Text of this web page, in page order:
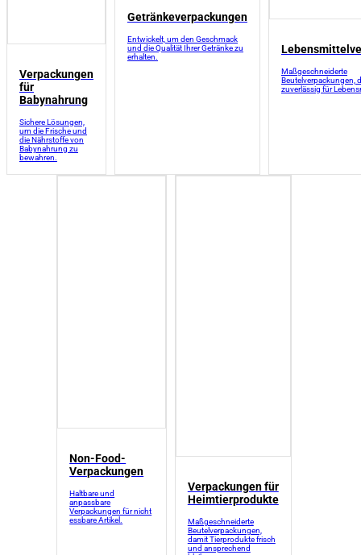
Verpackungen
für
Babynahrung
Sichere Lösungen,
um die Frische und
die Nährstoffe von
Babynahrung zu
bewahren.
Getränkeverpackungen
Entwickelt, um den Geschmack
und die Qualität Ihrer Getränke zu
erhalten.
Maßgeschneiderte
Beutelverpackungen,
zuverlässig für
Non-Food-
Verpackungen
Haltbare und
anpassbare
Verpackungen für nicht
essbare Artikel.
Verpackungen für
Heimtierprodukte
Maßgeschneiderte
Beutelverpackungen,
damit Tierprodukte frisch
und ansprechend